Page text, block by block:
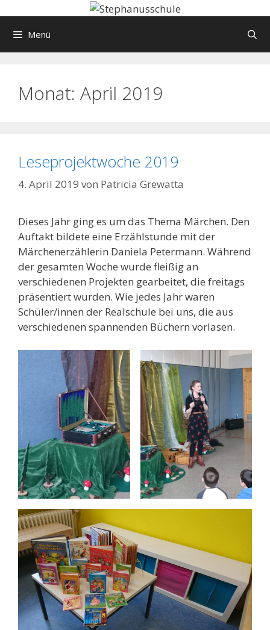
Inhalt Menü
Monat: April 2019
Leseprojektwoche 2019
4. April 2019 von Patricia Grewatta
Dieses Jahr ging es um das Thema Märchen. Den
Auftakt bildete eine Erzählstunde mit der
Märchenerzählerin Daniela Petermann. Während
der gesamten Woche wurde fleißig an
verschiedenen Projekten gearbeitet, die freitags
präsentiert wurden. Wie jedes Jahr waren
Schüler/innen der Realschule bei uns, die aus
verschiedenen spannenden Büchern vorlasen.